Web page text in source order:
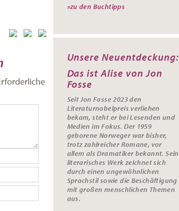
»zu den Buchtipps
Unsere Neuentdeckung:
Das ist Alise von Jon
Fosse
Seit Jon Fosse 2023 den
Literaturnobelpreis verliehen
bekam, steht er bei Lesenden und
Medien im Fokus. Der 1959
geborene Norweger war bisher,
trotz zahlreicher Romane, vor
allem als Dramatiker bekannt. Sein
literarisches Werk zeichnet sich
durch einen ungewöhnlichen
Sprachstil sowie die Beschäftigung
mit großen menschlichen Themen
aus.